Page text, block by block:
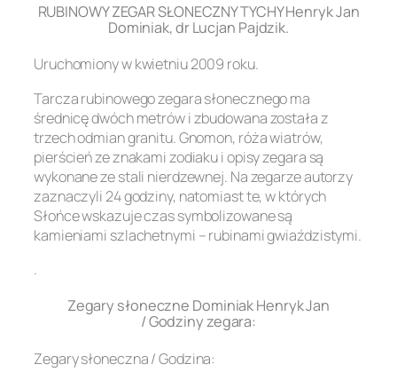
RUBINOWY ZEGAR SŁONECZNY TYCHY Henryk Jan
Dominiak, dr Lucjan Pajdzik.
Uruchomiony w kwietniu 2009 roku.
Tarcza rubinowego zegara słonecznego ma
średnicę dwóch metrów i zbudowana została z
trzech odmian granitu. Gnomon, róża wiatrów,
pierścień ze znakami zodiaku i opisy zegara są
wykonane ze stali nierdzewnej. Na zegarze autorzy
zaznaczyli 24 godziny, natomiast te, w których
Słońce wskazuje czas symbolizowane są
kamieniami szlachetnymi – rubinami gwiaździstymi.
.
Zegary słoneczne Dominiak Henryk Jan
/ Godziny zegara:
Zegary słoneczna / Godzina: